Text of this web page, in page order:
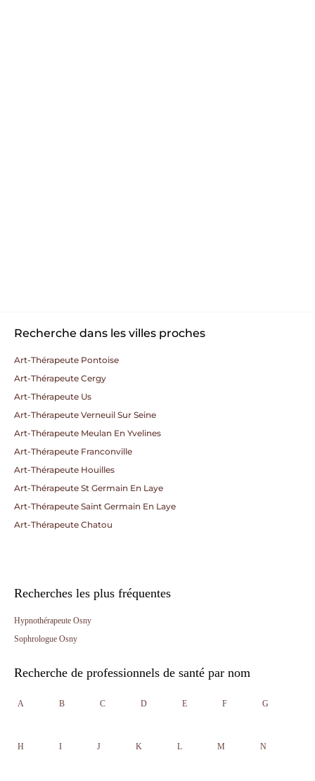
Recherche dans les villes proches
Art-Thérapeute Pontoise
Art-Thérapeute Cergy
Art-Thérapeute Us
Art-Thérapeute Verneuil Sur Seine
Art-Thérapeute Meulan En Yvelines
Art-Thérapeute Franconville
Art-Thérapeute Houilles
Art-Thérapeute St Germain En Laye
Art-Thérapeute Saint Germain En Laye
Art-Thérapeute Chatou
Recherches les plus fréquentes
Hypnothérapeute Osny
Sophrologue Osny
Recherche de professionnels de santé par nom
A B C D E F G
H I J K L M N